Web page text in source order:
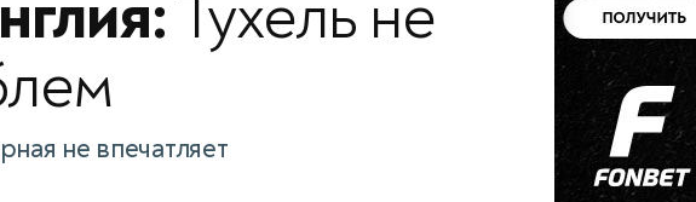
Тухель не
не впечатляет